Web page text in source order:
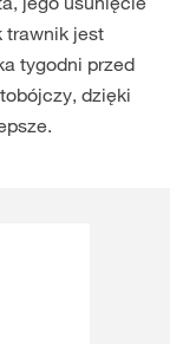
trawnik jest
tygodni przed
dzięki